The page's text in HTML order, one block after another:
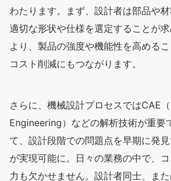
わたります。まず、設計者は部品や材
適切な形状や仕様を選定することが
より、製品の強度や機能性を高める
コスト削減にもつながります。
さらに、機械設計プロセスではCAE
Engineering）などの解析技術が重要
て、設計段階での問題点を早期に発
が実現可能に。日々の業務の中で、
力も欠かせません。設計者同士、ま